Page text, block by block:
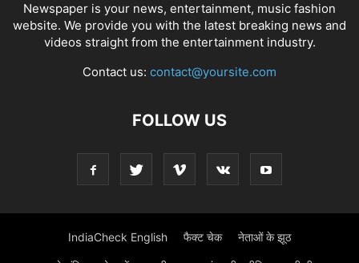
Newspaper is your news, entertainment, music fashion
website. We provide you with the latest breaking news and
videos straight from the entertainment industry.
Contact us: contact@yoursite.com
FOLLOW US
IndiaCheck English फैक्ट चेक नेताओं के झूठ